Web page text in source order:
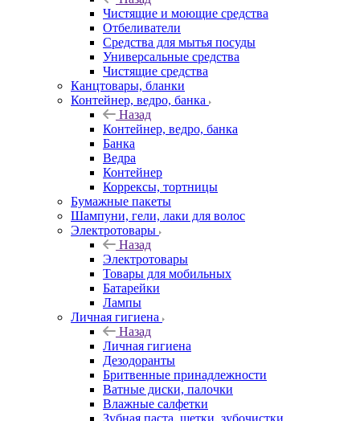
Чистящие и моющие средства
Отбеливатели
Средства для мытья посуды
Универсальные средства
Чистящие средства
Канцтовары, бланки
Контейнер, ведро, банка
Назад
Контейнер, ведро, банка
Банка
Ведра
Контейнер
Коррексы, тортницы
Бумажные пакеты
Шампуни, гели, лаки для волос
Электротовары
Назад
Электротовары
Товары для мобильных
Батарейки
Лампы
Личная гигиена
Назад
Личная гигиена
Дезодоранты
Бритвенные принадлежности
Ватные диски, палочки
Влажные салфетки
Зубная паста, щетки, зубочистки